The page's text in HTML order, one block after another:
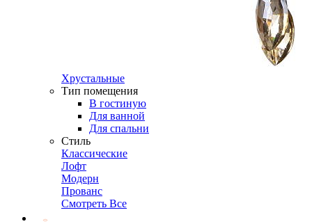
Хрустальные
Тип помещения
В гостиную
Для ванной
Для спальни
Стиль
Классические
Лофт
Модерн
Прованс
Смотреть Все